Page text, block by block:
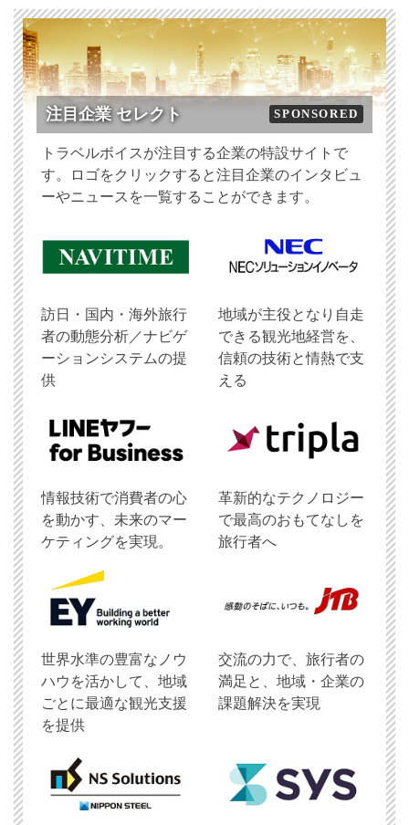
注目企業 セレクト SPONSORED
トラベルボイスが注目する企業の特設サイトで
す。ロゴをクリックすると注目企業のインタビュ
ーやニュースを一覧することができます。
訪日・国内・海外旅行
者の動態分析／ナビゲ
ーションシステムの提
供
地域が主役となり自走
できる観光地経営を、
信頼の技術と情熱で支
える
情報技術で消費者の心
を動かす、未来のマー
ケティングを実現。
革新的なテクノロジー
で最高のおもてなしを
旅行者へ
世界水準の豊富なノウ
ハウを活かして、地域
ごとに最適な観光支援
を提供
交流の力で、旅行者の
満足と、地域・企業の
課題解決を実現